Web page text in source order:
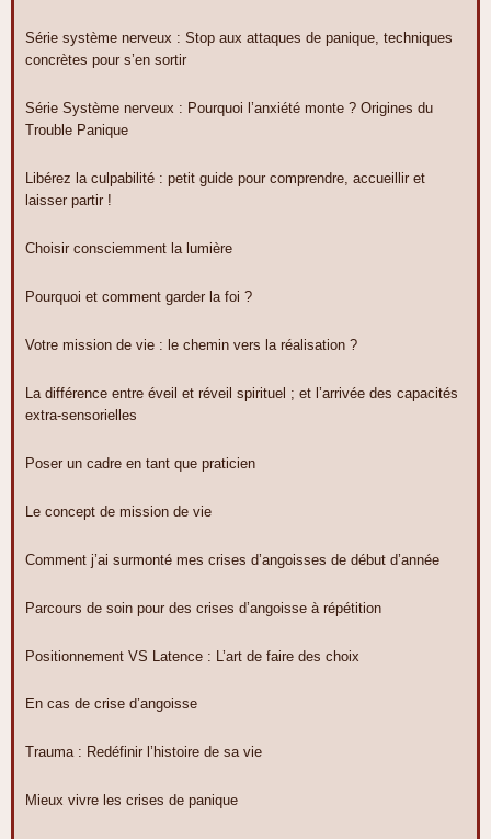
Série système nerveux : Stop aux attaques de panique, techniques
concrètes pour s’en sortir
Série Système nerveux : Pourquoi l’anxiété monte ? Origines du
Trouble Panique
Libérez la culpabilité : petit guide pour comprendre, accueillir et
laisser partir !
Choisir consciemment la lumière
Pourquoi et comment garder la foi ?
Votre mission de vie : le chemin vers la réalisation ?
La différence entre éveil et réveil spirituel ; et l’arrivée des capacités
extra-sensorielles
Poser un cadre en tant que praticien
Le concept de mission de vie
Comment j’ai surmonté mes crises d’angoisses de début d’année
Parcours de soin pour des crises d’angoisse à répétition
Positionnement VS Latence : L’art de faire des choix
En cas de crise d’angoisse
Trauma : Redéfinir l’histoire de sa vie
Mieux vivre les crises de panique